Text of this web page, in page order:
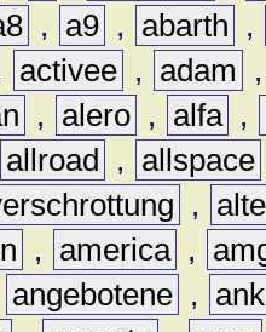
, a9 , abarth
,
activee , adam
, alero , alfa ,
allroad , allspace
,
, america ,
angebotene ,